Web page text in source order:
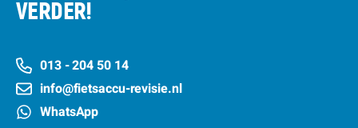
VERDER!
013 - 204 50 14
info@fietsaccu-revisie.nl
WhatsApp